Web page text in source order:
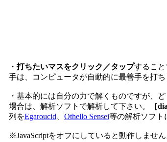
・打ちたいマスをクリック／タップするこ
手は、コンピュータが自動的に最善手を打ち
・基本的には自分の力で解くものですが、
場合は、解析ソフトで解析して下さい。
［
列をEgaroucid Othello Sensei等の解析ソフト
※JavaScriptをオフにしていると動作しません